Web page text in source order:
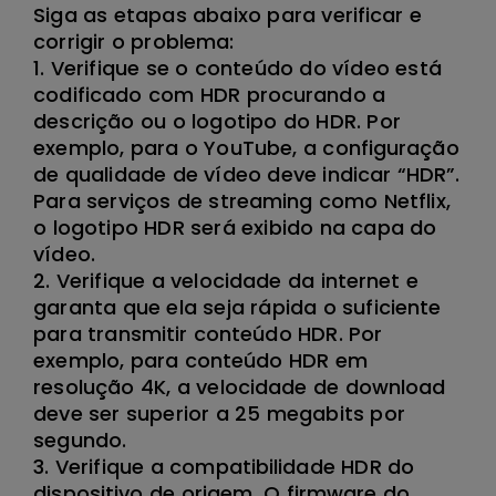
Siga as etapas abaixo para verificar e
corrigir o problema:
1. Verifique se o conteúdo do vídeo está
codificado com HDR procurando a
descrição ou o logotipo do HDR. Por
exemplo, para o YouTube, a configuração
de qualidade de vídeo deve indicar “HDR”.
Para serviços de streaming como Netflix,
o logotipo HDR será exibido na capa do
vídeo.
2. Verifique a velocidade da internet e
garanta que ela seja rápida o suficiente
para transmitir conteúdo HDR. Por
exemplo, para conteúdo HDR em
resolução 4K, a velocidade de download
deve ser superior a 25 megabits por
segundo.
3. Verifique a compatibilidade HDR do